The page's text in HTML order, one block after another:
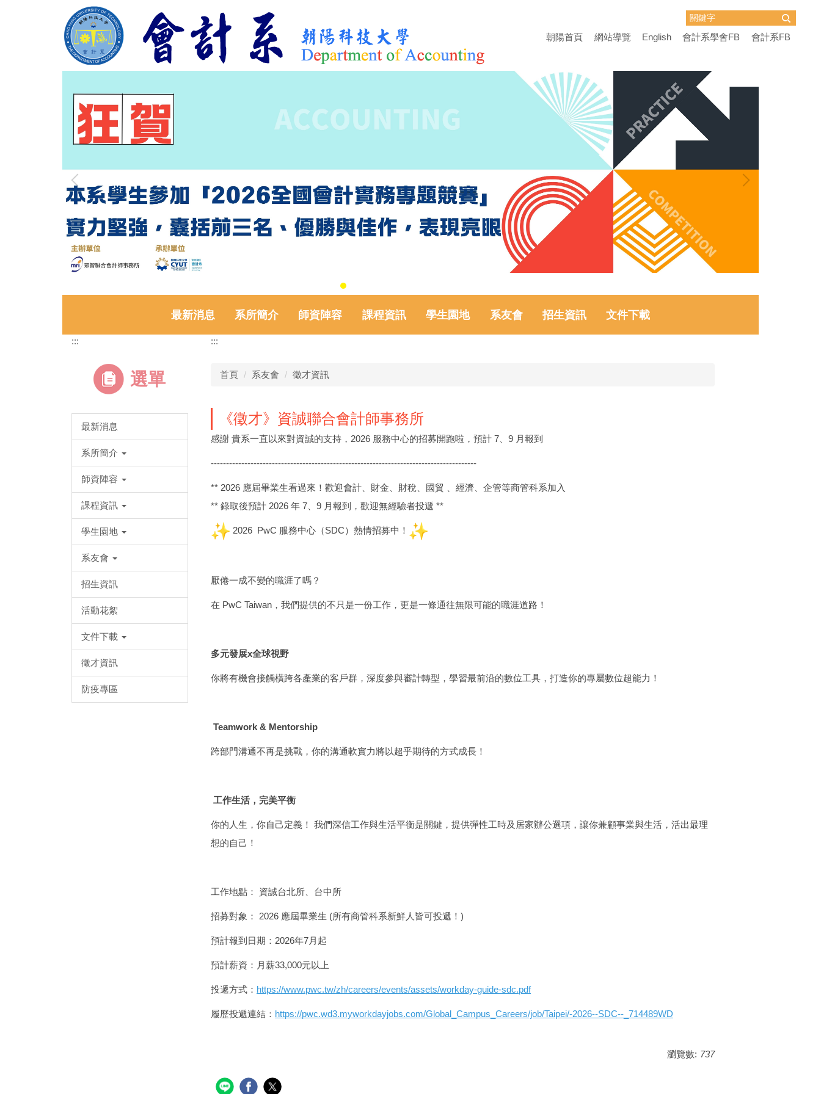
朝陽首頁 網站導覽 English 會計系學會FB 會計系FB
最新消息 系所簡介 師資陣容 課程資訊 學生園地 系友會 招生資訊 文件下載
:::
選單
最新消息
系所簡介
師資陣容
課程資訊
學生園地
系友會
招生資訊
活動花絮
文件下載
徵才資訊
防疫專區
:::
首頁 系友會 徵才資訊
《徵才》資誠聯合會計師事務所
感謝 貴系一直以來對資誠的支持，2026 服務中心的招募開跑啦，預計 7、9 月報到
---------------------------------------------------------------------------------------
** 2026 應屆畢業生看過來！歡迎會計、財金、財稅、國貿 、經濟、企管等商管科系加入
** 錄取後預計 2026 年 7、9 月報到，歡迎無經驗者投遞 **
2026 PwC 服務中心（SDC）熱情招募中！
厭倦一成不變的職涯了嗎？
在 PwC Taiwan，我們提供的不只是一份工作， 更是一條通往無限可能的職涯道路！
多元發展x全球視野
你將有機會接觸橫跨各產業的客戶群，深度參與審計轉型， 學習最前沿的數位工具，打造你的專屬數位超能力！
Teamwork & Mentorship
跨部門溝通不再是挑戰，你的溝通軟實力將以超乎期待的方式成長！
工作生活，完美平衡
你的人生，你自己定義！ 我們深信工作與生活平衡是關鍵，提供彈性工時及居家辦公選項， 讓你兼顧事業與生活，活出最理
想的自己！
工作地點： 資誠台北所、台中所
招募對象： 2026 應屆畢業生 (所有商管科系新鮮人皆可投遞！)
預計報到日期：2026年7月起
預計薪資：月薪33,000元以上
投遞方式： https://www.pwc.tw/zh/careers/events/assets/workday-guide-sdc.pdf
履歷投遞連結： https://pwc.wd3.myworkdayjobs.com/Global_ Campus_Careers/job/Taipei/-2026--SDC--_714489WD
瀏覽數: 737